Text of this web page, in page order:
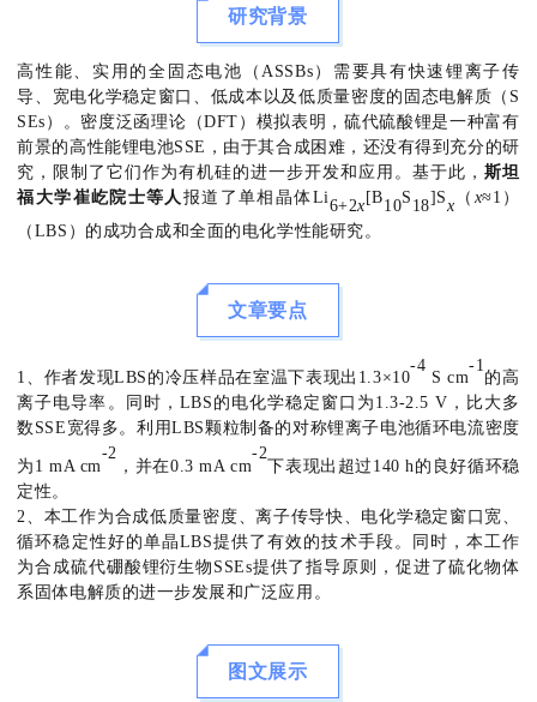
研究背景
高性能、实用的全固态电池（ASSBs）需要具有快速锂离子传
导、宽电化学稳定窗口、低成本以及低质量密度的固态电解质（S
SEs）。密度泛函理论（DFT）模拟表明，硫代硫酸锂是一种富有
前景的高性能锂电池SSE，由于其合成困难，还没有得到充分的研
究，限制了它们作为有机硅的进一步开发和应用。基于此，斯坦
福大学崔屹院士等人 报道了单相晶体Li6+2x[B10S 18]Sx （ x≈1）
（LBS）的成功合成和全面的电化学性能研究。
文章要点
1、作者发现LBS的冷压样品在室温下表现出1.3×10
-4
S cm
-1
的高
离子电导率。同时，LBS的电化学稳定窗口为1.3-2.5 V，比大多
数SSE宽得多。利用LBS颗粒制备的对称锂离子电池循环电流密度
为1 mA cm
-2
，并在0.3 mA cm
-2
下表现出超过140 h的良好循环稳
定性。
2、本工作为合成低质量密度、离子传导快、电化学稳定窗口宽、
循环稳定性好的单晶LBS提供了有效的技术手段。同时，本工作
为合成硫代硼酸锂衍生物SSEs提供了指导原则，促进了硫化物体
系固体电解质的进一步发展和广泛应用。
图文展示